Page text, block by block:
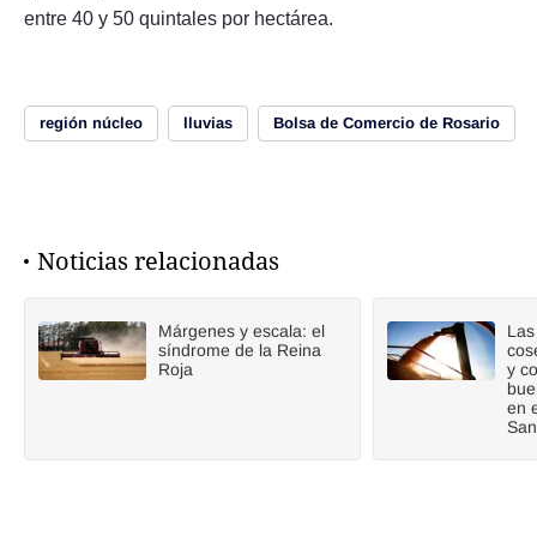
entre 40 y 50 quintales por hectárea.
región núcleo lluvias Bolsa de Comercio de Rosario
Noticias relacionadas
Márgenes y escala: el
síndrome de la Reina
Roja
y
en